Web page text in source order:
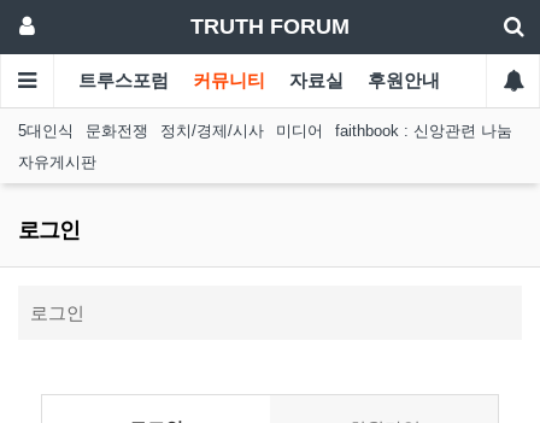
TRUTH FORUM
트루스포럼 커뮤니티 자료실 후원안내
5대인식 문화전쟁 정치/경제/시사 미디어
faithbook : 신앙관련 나눔
자유게시판
로그인
로그인